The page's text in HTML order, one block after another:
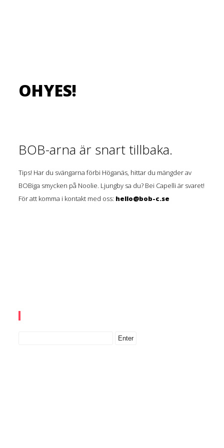
OHYES!
BOB-arna är snart tillbaka.
Tips! Har du svängarna förbi Höganäs, hittar du mängder av
BOBiga smycken på Noolie. Ljungby sa du? Bei Capelli är svaret!
För att komma i kontakt med oss: hello@bob-c.se